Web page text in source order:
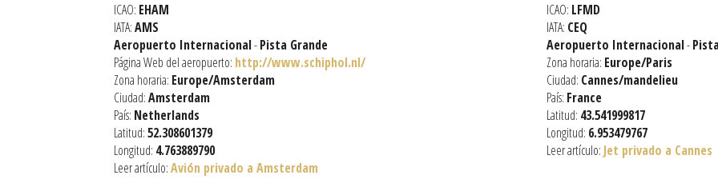
ICAO: EHAM
IATA:AMS
Aeropuerto Internacional-Pista Grande
Página Web del aeropuerto: http://www.schiphol.nl/
Zona horaria: Europe/Amsterdam
Ciudad:Amsterdam
País: Netherlands
Latitud:52.308601379
Longitud: 4.763889790
Leer artículo:Avión privado a Amsterdam
ICAO: LFMD
IATA: CEQ
Aeropuerto Internacional-
Zona horaria: Europe/Paris
Ciudad: Cannes/mandelieu
País: France
Latitud: 43.541999817
Longitud: 6.953479767
Leer artículo: Jet privado a Cannes